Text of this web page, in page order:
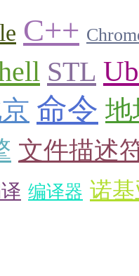
C++
STL
命令 地
文件描述
编译器 诺